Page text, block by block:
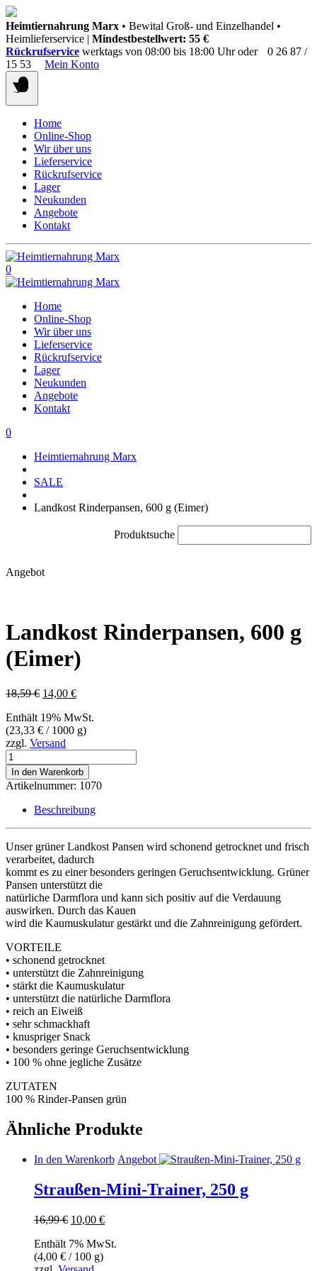
Springen
Sie
zum
Inhalt
Heimtiernahrung Marx • Bewital Groß- und Einzelhandel •
Heimlieferservice | Mindestbestellwert: 55 €
Rückrufservice werktags von 08:00 bis 18:00 Uhr oder
0 26 87 /
15 53
Mein Konto
Home
Online-Shop
Wir über uns
Lieferservice
Rückrufservice
Lager
Neukunden
Angebote
Kontakt
0
Home
Online-Shop
Wir über uns
Lieferservice
Rückrufservice
Lager
Neukunden
Angebote
Kontakt
0
Heimtiernahrung Marx
SALE
Landkost Rinderpansen, 600 g (Eimer)
Produktsuche
Angebot
Landkost Rinderpansen, 600 g
(Eimer)
18,59€ Ursprünglicher
war:
18,59 €
14,00 €Aktueller
ist:
14,00 €.
Enthält 19% MwSt.
(23,33 € / 1000 g)
zzgl. Versand
Landkost
Rinderpansen,
600
g
(Eimer)
Menge
In den Warenkorb
Artikelnummer: 1070
Beschreibung
Unser grüner Landkost Pansen wird schonend getrocknet und frisch
verarbeitet, dadurch
kommt es zu einer besonders geringen Geruchsentwicklung. Grüner
Pansen unterstützt die
natürliche Darmflora und kann sich positiv auf die Verdauung
auswirken. Durch das Kauen
wird die Kaumuskulatur gestärkt und die Zahnreinigung gefördert.
VORTEILE
• schonend getrocknet
• unterstützt die Zahnreinigung
• stärkt die Kaumuskulatur
• unterstützt die natürliche Darmflora
• reich an Eiweiß
• sehr schmackhaft
• knuspriger Snack
• besonders geringe Geruchsentwicklung
• 100 % ohne jegliche Zusätze
ZUTATEN
100 % Rinder-Pansen grün
Ähnliche Produkte
In den Warenkorb Angebot
Straußen-Mini-Trainer, 250 g
16,99€ Ursprünglicher
war:
16,99 €
10,00 €Aktueller
ist:
Enthält 7% MwSt.
(4,00 € / 100 g)